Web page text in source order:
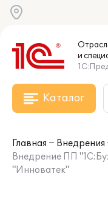
и
Каталог
Главная
Внедрения
Внедрение ПП
"Инноватек"